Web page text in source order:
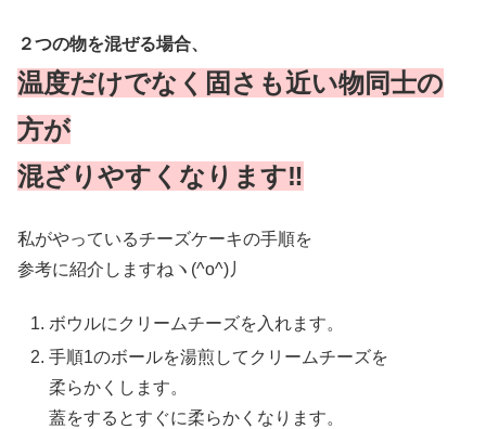
２つの物を混ぜる場合、
温度だけでなく固さも近い物同士の
方が
混ざりやすくなります‼
私がやっているチーズケーキの手順を
参考に紹介しますねヽ(^o^)丿
ボウルにクリームチーズを入れます。
手順1のボールを湯煎してクリームチーズを
柔らかくします。
蓋をするとすぐに柔らかくなります。